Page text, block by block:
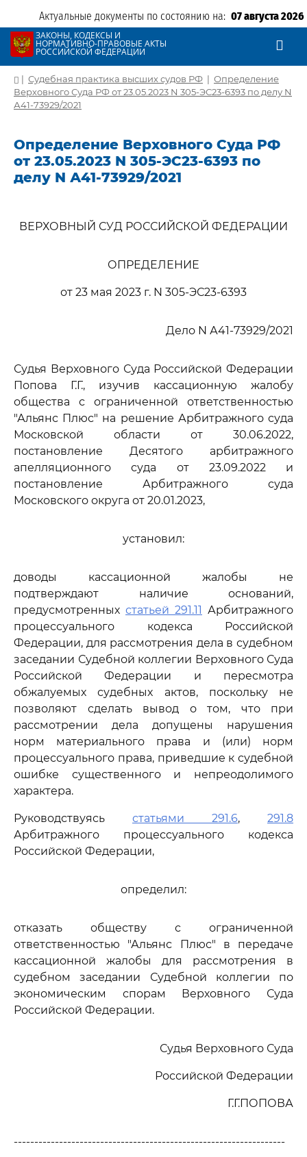
Актуальные документы по состоянию на: 07 августа 2026
ЗАКОНЫ, КОДЕКСЫ И
НОРМАТИВНО-ПРАВОВЫЕ АКТЫ
РОССИЙСКОЙ ФЕДЕРАЦИИ
| Судебная практика высших судов РФ | Определение
Верховного Суда РФ от 23.05.2023 N 305-ЭС23-6393 по делу N
А41-73929/2021
Определение Верховного Суда РФ
от 23.05.2023 N 305-ЭС23-6393 по
делу N А41-73929/2021
ВЕРХОВНЫЙ СУД РОССИЙСКОЙ ФЕДЕРАЦИИ
ОПРЕДЕЛЕНИЕ
от 23 мая 2023 г. N 305-ЭС23-6393
Дело N А41-73929/2021
Судья Верховного Суда Российской Федерации
Попова Г.Г., изучив кассационную жалобу
общества с ограниченной ответственностью
"Альянс Плюс" на решение Арбитражного суда
Московской области от 30.06.2022,
постановление Десятого арбитражного
апелляционного суда от 23.09.2022 и
постановление Арбитражного суда
Московского округа от 20.01.2023,
установил:
доводы кассационной жалобы не
подтверждают наличие оснований,
предусмотренных статьей 291.11 Арбитражного
процессуального кодекса Российской
Федерации, для рассмотрения дела в судебном
заседании Судебной коллегии Верховного Суда
Российской Федерации и пересмотра
обжалуемых судебных актов, поскольку не
позволяют сделать вывод о том, что при
рассмотрении дела допущены нарушения
норм материального права и (или) норм
процессуального права, приведшие к судебной
ошибке существенного и непреодолимого
характера.
Руководствуясь статьями 291.6, 291.8
Арбитражного процессуального кодекса
Российской Федерации,
определил:
отказать обществу с ограниченной
ответственностью "Альянс Плюс" в передаче
кассационной жалобы для рассмотрения в
судебном заседании Судебной коллегии по
экономическим спорам Верховного Суда
Российской Федерации.
Судья Верховного Суда
Российской Федерации
Г.Г.ПОПОВА
------------------------------------------------------------------